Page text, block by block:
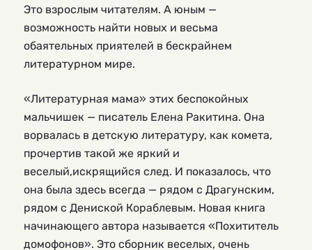
Это взрослым читателям. А юным —
возможность найти новых и весьма
обаятельных приятелей в бескрайнем
литературном мире.
«Литературная мама» этих беспокойных
мальчишек — писатель Елена Ракитина. Она
ворвалась в детскую литературу, как комета,
прочертив такой же яркий и
веселый,искрящийся след. И показалось, что
она была здесь всегда — рядом с Драгунским,
рядом с Дениской Кораблевым. Новая книга
начинающего автора называется «Похититель
домофонов». Это сборник веселых, очень